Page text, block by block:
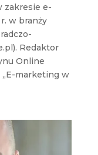
zakresie e-
w branży
Redaktor
Online
marketing w